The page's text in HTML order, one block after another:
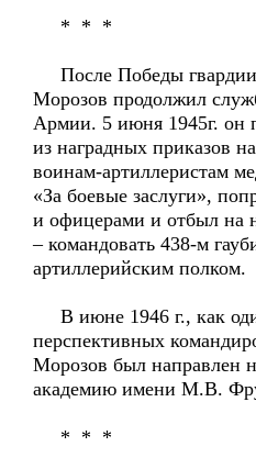
* * *
После Победы
Морозов продолжил
Армии. 5 июня 1945г. он
из наградных приказов
воинам-артиллеристам
«За боевые заслуги»,
и офицерами и отбыл на
– командовать 438-м
артиллерийским полком.
В июне 1946 г., как
перспективных
Морозов был направлен
академию имени М.В.
* * *